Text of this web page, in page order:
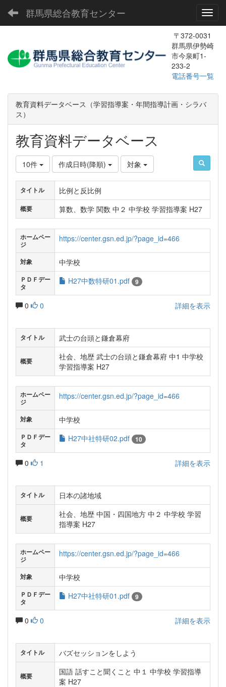
群馬県総合教育センター
〒372-0031
群馬県伊勢崎
市今泉町1-
233-2
電話番号一覧
教育資料データベース（学習指導案・年間指導計画・シラバ
ス）
教育資料データベース
10件 作成日時(降順) 対象
タイトル 比例と反比例
概要 算数、数学 関数 中２ 中学校 学習指導案 H27
ホームペー
ジ
https://center.gsn.ed.jp/?page_id=466
対象 中学校
ＰＤＦデー
タ
H27中数特研01.pdf 9
0 0 詳細を表示
タイトル 武士の台頭と鎌倉幕府
概要
社会、地歴 武士の台頭と鎌倉幕府 中1 中学校
学習指導案 H27
ホームペー
ジ
https://center.gsn.ed.jp/?page_id=466
対象 中学校
ＰＤＦデー
タ
H27中社特研02.pdf 10
0 1 詳細を表示
タイトル 日本の諸地域
概要
社会、地歴 中国・四国地方 中２ 中学校 学習
指導案 H27
ホームペー
ジ
https://center.gsn.ed.jp/?page_id=466
対象 中学校
ＰＤＦデー
タ
H27中社特研01.pdf 9
0 0 詳細を表示
タイトル バズセッションをしよう
概要
国語 話すこと聞くこと 中１ 中学校 学習指導
案 H27